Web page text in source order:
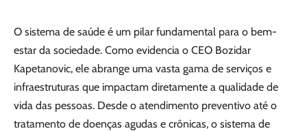
O sistema de saúde é um pilar fundamental para o bem-
estar da sociedade. Como evidencia o CEO Bozidar
Kapetanovic, ele abrange uma vasta gama de serviços e
infraestruturas que impactam diretamente a qualidade de
vida das pessoas. Desde o atendimento preventivo até o
tratamento de doenças agudas e crônicas, o sistema de